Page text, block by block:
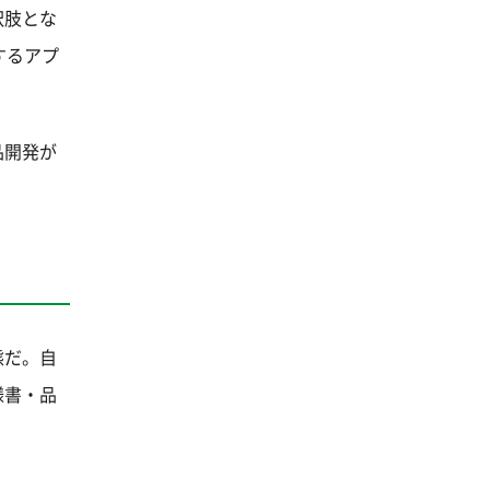
とな
るアプ
発が
。自
・品